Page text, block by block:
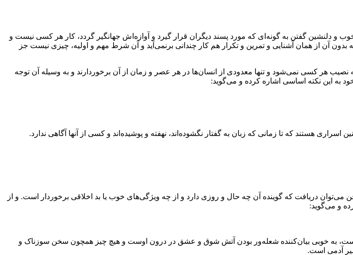
دلنشین گفتن به گونه‌ای که مورد پسند دیگران قرار گیرد و آوازه‌اش جهانگیر گردد، کار هر کسی نیست و
آن از همان آشنایی و تمرین و تکرار هم کار چندانی برنمی‌آید و آن شرط مهم و اولیه، چیزی نیست جز
هر کسی نمی‌شود و تنها معدودی از انسان‌ها در هر عصر و زمان از آن برخوردارند و به وسیله‌ آن توجه
به این نکته‌ اساسی اشاره کرده و می‌گوید:
هستند که تا زمانی که زبان به گفتار نگشوده‌اند، نهفته و پوشیده‌اند و کسی از آنها آگاهی ندارد.
دریافت که گوینده‌ آن چه حال و روزی دارد و از چه ویژگی‌های خوب یا بد اخلاقی برخوردار است. و از
و می‌گوید:
به خوبی بیان‌کننده شعله‌ور بودن آتش شوق و عشق در درون اوست و هیچ چیز همچون سخن سوزناک و
آدمی است.